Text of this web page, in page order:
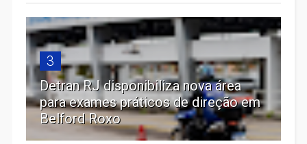
3
Detran RJ disponibiliza nova área
para exames práticos de direção em
Belford Roxo